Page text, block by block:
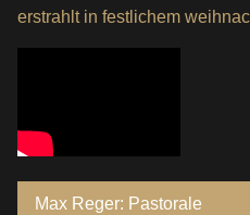
erstrahlt in festlichem
Max Reger: Pastorale